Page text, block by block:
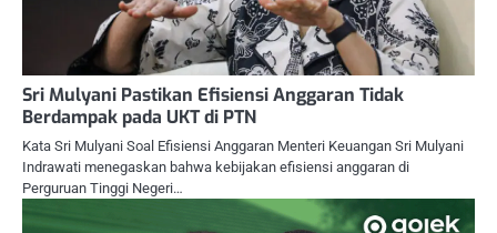
Sri Mulyani Pastikan Efisiensi Anggaran Tidak
Berdampak pada UKT di PTN
Kata Sri Mulyani Soal Efisiensi Anggaran Menteri Keuangan Sri Mulyani
Indrawati menegaskan bahwa kebijakan efisiensi anggaran di
Perguruan Tinggi Negeri…